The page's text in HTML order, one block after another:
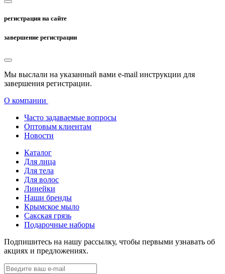
регистрация на сайте
завершение регистрации
Мы выслали на указанный вами e-mail инструкции для
завершения регистрации.
О компании
Часто задаваемые вопросы
Оптовым клиентам
Новости
Каталог
Для лица
Для тела
Для волос
Линейки
Наши бренды
Крымское мыло
Сакская грязь
Подарочные наборы
Подпишитесь на нашу рассылку, чтобы первыми узнавать об
акциях и предложениях.